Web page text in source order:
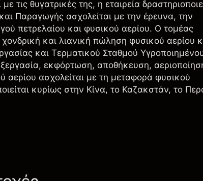
θυγατρικές της, η εταιρεία
Παραγωγής ασχολείται με την έρευνα, την
πετρελαίου και φυσικού αερίου. Ο τομέας
και λιανική πώληση φυσικού αερίου
και Τερματικού Σταθμού
εκφόρτωση, αποθήκευση,
ασχολείται με τη μεταφορά φυσικού
κυρίως στην Κίνα, το Καζακστάν, το